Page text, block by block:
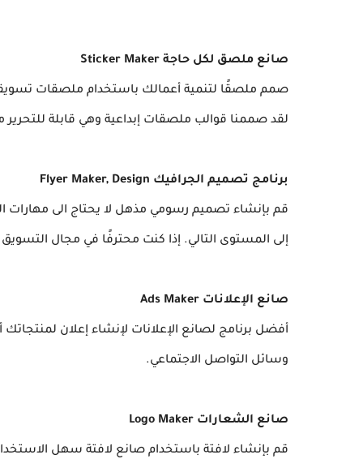
صانع ملصق لكل حاجة Sticker Maker
صمم ملصقًا لتنمية أعمالك باستخدام ملصقات
لقد صممنا قوالب ملصقات إبداعية وهي قابلة
برنامج تصميم الجرافيك Flyer Maker, Design
قم بإنشاء تصميم رسومي مذهل لا يحتاج الى
إلى المستوى التالي. إذا كنت محترفًا في مجال
صانع الإعلانات Ads Maker
أفضل برنامج لصانع الإعلانات لإنشاء إعلان
وسائل التواصل الاجتماعي.
صانع الشعارات Logo Maker
قم بإنشاء لافتة باستخدام صانع لافتة سهل